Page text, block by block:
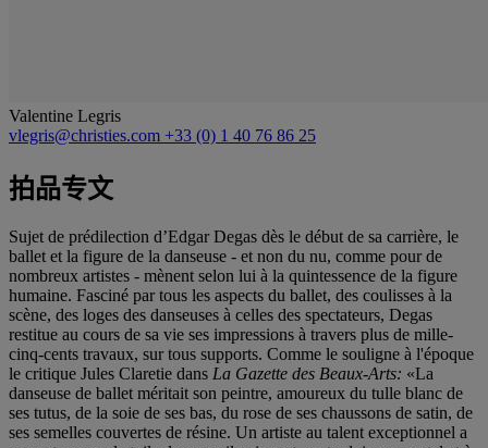
Valentine Legris
vlegris@christies.com +33 (0) 1 40 76 86 25
拍品专文
Sujet de prédilection d’Edgar Degas dès le début de sa carrière, le
ballet et la figure de la danseuse - et non du nu, comme pour de
nombreux artistes - mènent selon lui à la quintessence de la figure
humaine. Fasciné par tous les aspects du ballet, des coulisses à la
scène, des loges des danseuses à celles des spectateurs, Degas
restitue au cours de sa vie ses impressions à travers plus de mille-
cinq-cents travaux, sur tous supports. Comme le souligne à l'époque
le critique Jules Claretie dans La Gazette des Beaux-Arts: «La
danseuse de ballet méritait son peintre, amoureux du tulle blanc de
ses tutus, de la soie de ses bas, du rose de ses chaussons de satin, de
ses semelles couvertes de résine. Un artiste au talent exceptionnel a